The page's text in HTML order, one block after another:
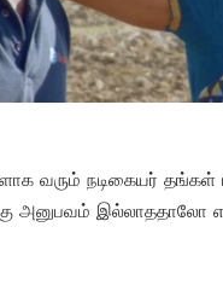
வரும் நடிகையர் தங்கள்
அனுபவம்